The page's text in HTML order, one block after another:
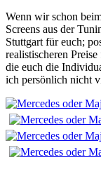
Wenn wir schon
Screens aus der
Stuttgart für euch;
realistischeren
die euch die
ich persönlich nicht